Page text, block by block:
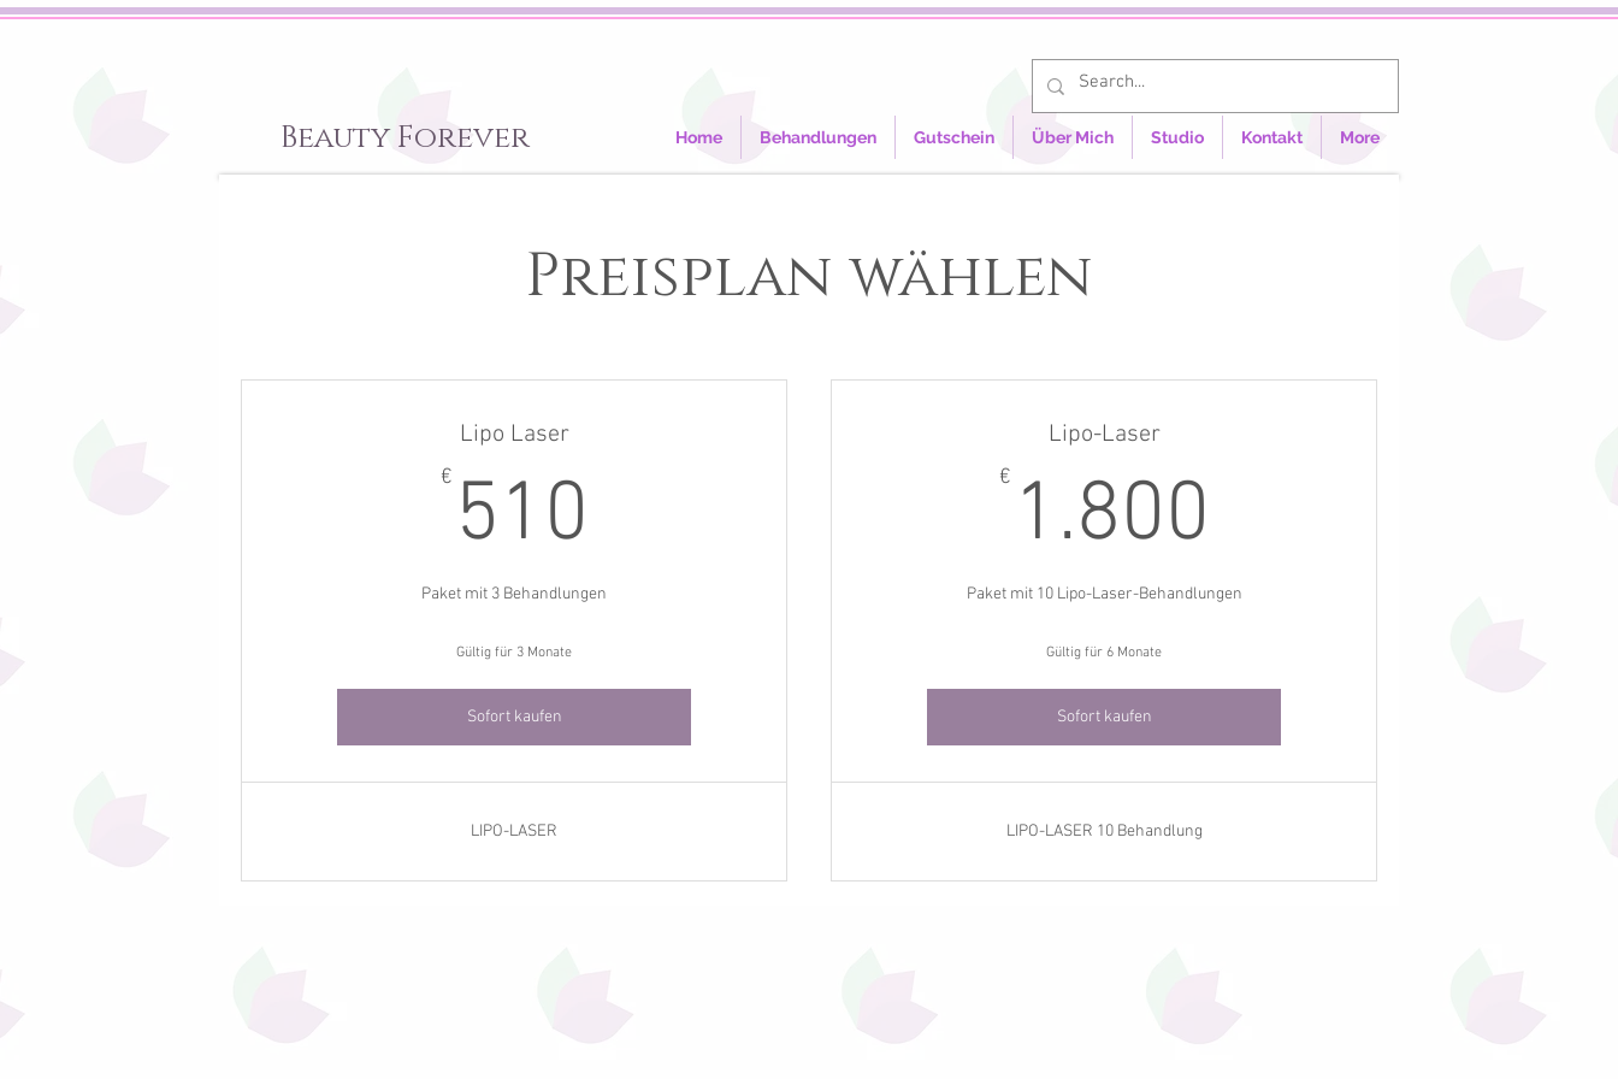
Beauty Forever Home Behandlungen Gutschein Über Mich Studio Kontakt More
Preisplan wählen
Lipo Laser
€ 510
Paket mit 3 Behandlungen
Gültig für 3 Monate
Sofort kaufen
LIPO-LASER
Lipo-Laser
€ 1.800
Paket mit 10 Lipo-Laser-Behandlungen
Gültig für 6 Monate
Sofort kaufen
LIPO-LASER 10 Behandlung